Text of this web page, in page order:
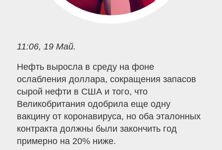
11:06, 19 Май.
Нефть выросла в среду на фоне
ослабления доллара, сокращения запасов
сырой нефти в США и того, что
Великобритания одобрила еще одну
вакцину от коронавируса, но оба эталонных
контракта должны были закончить год
примерно на 20% ниже.